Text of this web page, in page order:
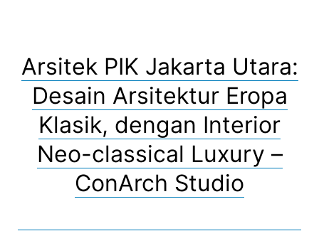
Arsitek PIK Jakarta Utara:
Desain Arsitektur Eropa
Klasik, dengan Interior
Neo-classical Luxury –
ConArch Studio